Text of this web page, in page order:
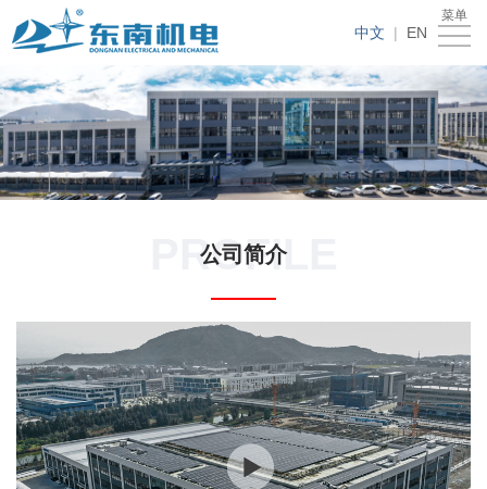
菜单
中文 | EN
首
关
于
东
我
们
品
新
讯
招
聘
系
我
们
PROFILE
公司简介